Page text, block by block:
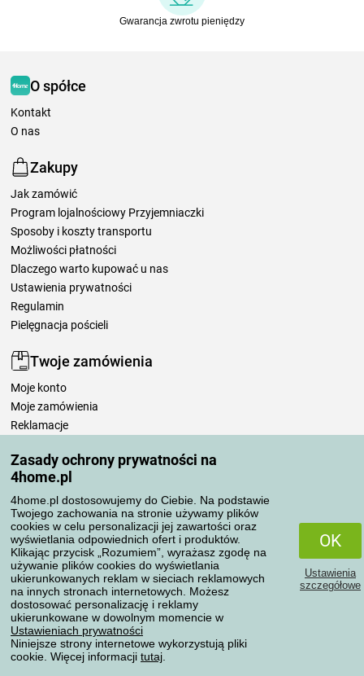
Zasady ochrony prywatności na
4home.pl
4home.pl dostosowujemy do Ciebie. Na podstawie
Twojego zachowania na stronie używamy plików
cookies w celu personalizacji jej zawartości oraz
wyświetlania odpowiednich ofert i produktów.
Klikając przycisk „Rozumiem”, wyrażasz zgodę na
używanie plików cookies do wyświetlania
ukierunkowanych reklam w sieciach reklamowych
na innych stronach internetowych. Możesz
dostosować personalizację i reklamy
ukierunkowane w dowolnym momencie w
Ustawieniach prywatności
Niniejsze strony internetowe wykorzystują pliki
cookie. Więcej informacji tutaj
OK
Ustawienia
szczegółowe
Gwarancja zwrotu pieniędzy
O spółce
Kontakt
O nas
Zakupy
Jak zamówić
Program lojalnościowy Przyjemniaczki
Sposoby i koszty transportu
Możliwości płatności
Dlaczego warto kupować u nas
Ustawienia prywatności
Regulamin
Pielęgnacja pościeli
Twoje zamówienia
Moje konto
Moje zamówienia
Reklamacje
Zasady przetwarzania recenzji
Sposoby transportu
Metody płatności
Niezawodny sklep